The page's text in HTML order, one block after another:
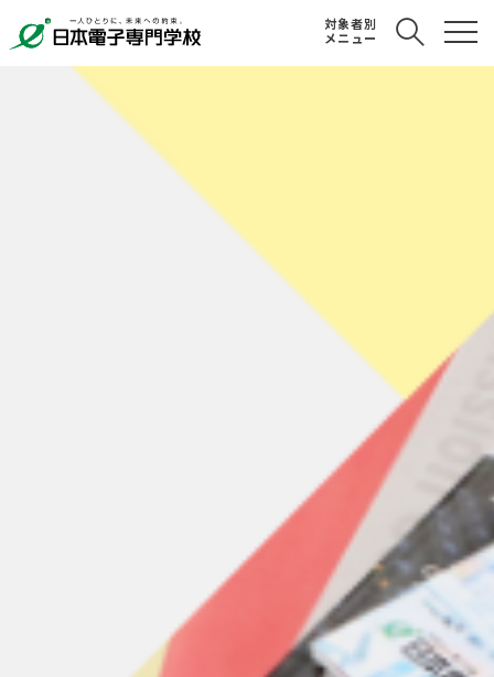
対象者別
メニュー